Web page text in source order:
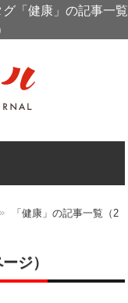
グ「健康」の記事一覧
「健康」の記事一覧（2
ジ）